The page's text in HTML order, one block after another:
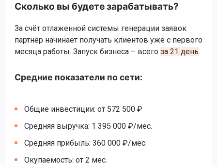
Сколько вы будете зарабатывать?
За счёт отлаженной системы генерации заявок
партнёр начинает получать клиентов уже с первого
месяца работы. Запуск бизнеса – всего за 21 день.
Средние показатели по сети:
Общие инвестиции: от 572 500 ₽
Средняя выручка: 1 395 000 ₽/мес.
Средняя прибыль: 360 000 ₽/мес.
Окупаемость: от 2 мес.